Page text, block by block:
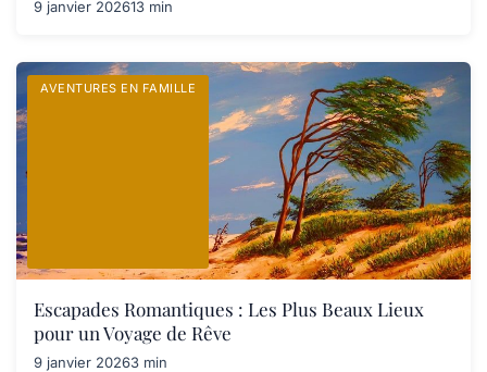
9 janvier 202613 min
AVENTURES EN FAMILLE
Escapades Romantiques : Les Plus Beaux Lieux
pour un Voyage de Rêve
9 janvier 20263 min